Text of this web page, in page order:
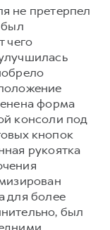
не претерпел
был
чего
форма
консоли под
кнопок
рукоятка
для более
был